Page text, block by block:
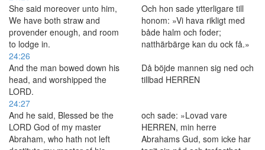
She said moreover unto him,
We have both straw and
provender enough, and room
to lodge in.
Och hon sade ytterligare till
honom: »Vi hava rikligt med
både halm och foder;
natthärbärge kan du ock få.»
24:26
And the man bowed down his
head, and worshipped the
LORD.
Då böjde mannen sig ned och
tillbad HERREN
24:27
And he said, Blessed be the
LORD God of my master
Abraham, who hath not left
och sade: »Lovad vare
HERREN, min herre
Abrahams Gud, som icke har